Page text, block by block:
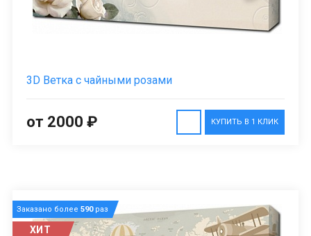
3D Ветка с чайными розами
КУПИТЬ В 1 КЛИК
от 2000 ₽
Заказано более 590раз
ХИТ